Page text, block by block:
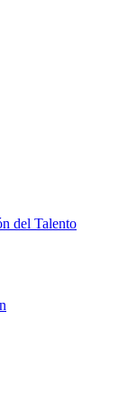
del Talento